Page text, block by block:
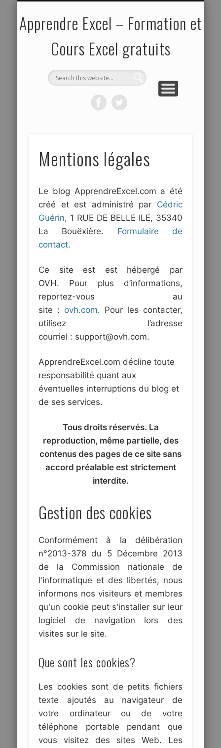
Apprendre Excel – Formation et
Cours Excel gratuits
Mentions légales
Le blog ApprendreExcel.com a été
créé et est administré par Cédric
Guérin, 1 RUE DE BELLE ILE, 35340
La Bouëxière. Formulaire de
contact.
Ce site est est hébergé par
OVH. Pour plus d’informations,
reportez-vous au
site : ovh.com. Pour les contacter,
utilisez l’adresse
courriel : support@ovh.com.
ApprendreExcel.com décline toute
responsabilité quant aux
éventuelles interruptions du blog et
de ses services.
Tous droits réservés. La
reproduction, même partielle, des
contenus des pages de ce site sans
accord préalable est strictement
interdite.
Gestion des cookies
Conformément à la délibération
n°2013-378 du 5 Décembre 2013
de la Commission nationale de
l'informatique et des libertés, nous
informons nos visiteurs et membres
qu'un cookie peut s'installer sur leur
logiciel de navigation lors des
visites sur le site.
Que sont les cookies?
Les cookies sont de petits fichiers
texte ajoutés au navigateur de
votre ordinateur ou de votre
téléphone portable pendant que
vous visitez des sites Web. Les